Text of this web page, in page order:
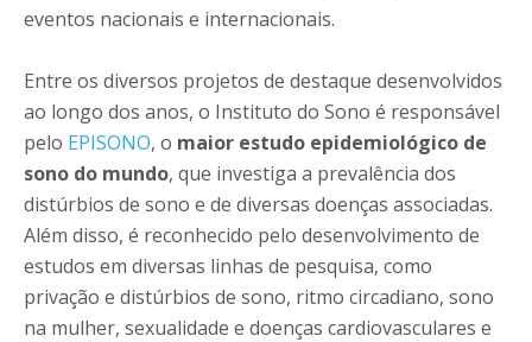
eventos nacionais e internacionais.
Entre os diversos projetos de destaque desenvolvidos
ao longo dos anos, o Instituto do Sono é responsável
pelo EPISONO, o maior estudo epidemiológico de
sono do mundo, que investiga a prevalência dos
distúrbios de sono e de diversas doenças associadas.
Além disso, é reconhecido pelo desenvolvimento de
estudos em diversas linhas de pesquisa, como
privação e distúrbios de sono, ritmo circadiano, sono
na mulher, sexualidade e doenças cardiovasculares e